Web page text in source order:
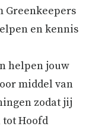
Greenkeepers
en kennis
helpen jouw
middel van
zodat jij
Hoofd